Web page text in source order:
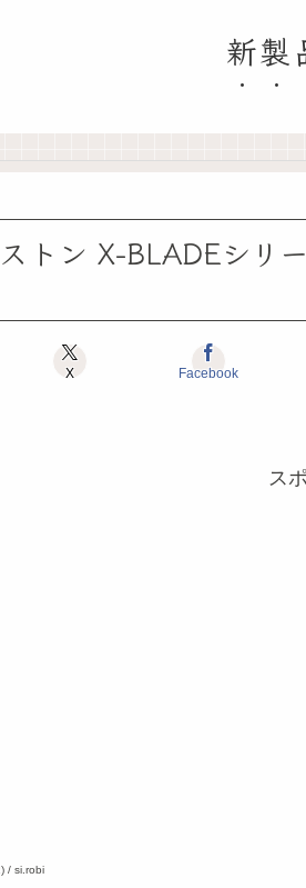
新製
トン X-BLADEシリ
X Facebook
ス
/ si.robi